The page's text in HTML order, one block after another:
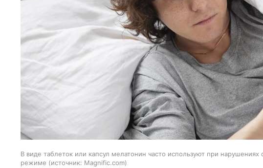
В виде таблеток или капсул мелатонин часто используют при
режиме
источник: Magnific.com